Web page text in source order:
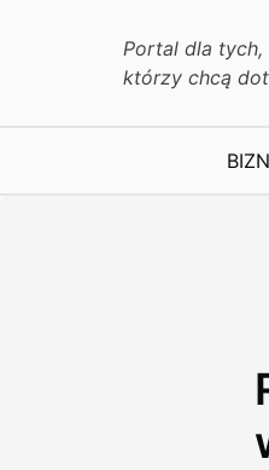
Portal dla tych,
którzy chcą